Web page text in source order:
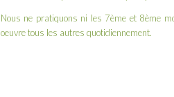
Nous ne pratiquons ni les 7ème et 8ème
oeuvre tous les autres quotidiennement.